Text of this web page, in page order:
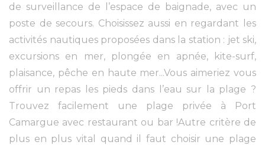
de surveillance de l’espace de baignade, avec un
poste de secours. Choisissez aussi en regardant les
activités nautiques proposées dans la station : jet ski,
excursions en mer, plongée en apnée, kite-surf,
plaisance, pêche en haute mer...Vous aimeriez vous
offrir un repas les pieds dans l’eau sur la plage ?
Trouvez facilement une plage privée à Port
Camargue avec restaurant ou bar !Autre critère de
plus en plus vital quand il faut choisir une plage